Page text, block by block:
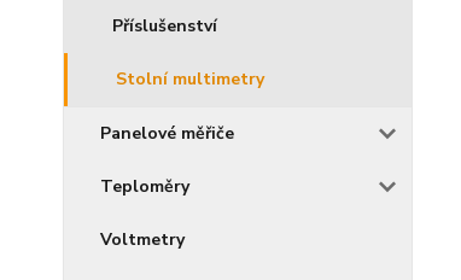
Příslušenství
Stolní multimetry
Panelové měřiče
Teploměry
Voltmetry